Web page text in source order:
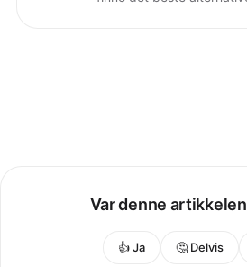
Var denne
👍 Ja 🤔 Delvis